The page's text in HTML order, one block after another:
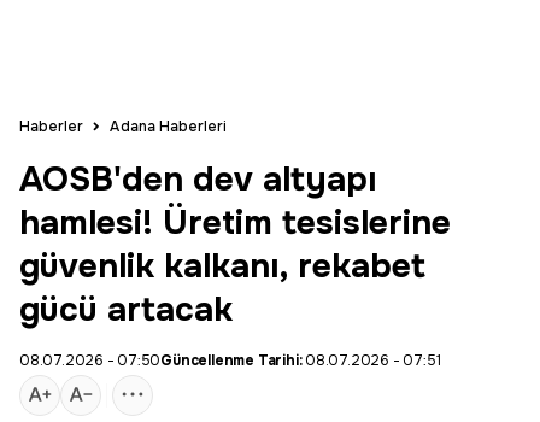
Haberler Adana Haberleri
AOSB'den dev altyapı
hamlesi! Üretim tesislerine
güvenlik kalkanı, rekabet
gücü artacak
08.07.2026 - 07:50Güncellenme Tarihi:08.07.2026 - 07:51